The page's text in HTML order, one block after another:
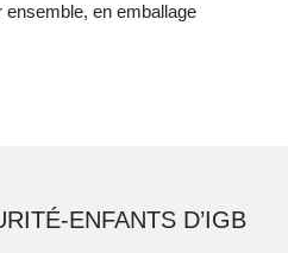
ensemble, en emballage
ENFANTS D’IGB